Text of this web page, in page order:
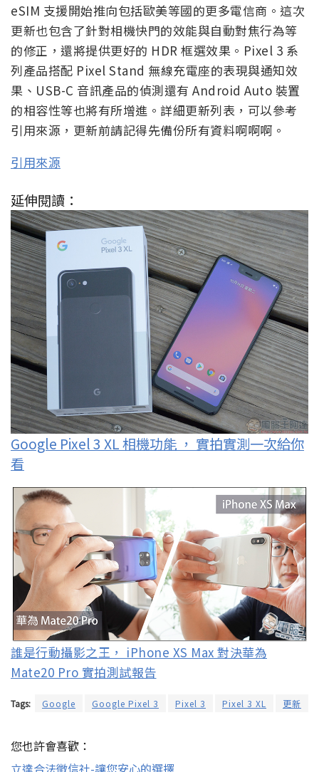
eSIM 支援開始推向包括歐美等國的更多電信商。這次
更新也包含了針對相機快門的效能與自動對焦行為等
的修正，還將提供更好的 HDR 框選效果。Pixel 3 系
列產品搭配 Pixel Stand 無線充電座的表現與通知效
果、USB-C 音訊產品的偵測還有 Android Auto 裝置
的相容性等也將有所增進。詳細更新列表，可以參考
引用來源，更新前請記得先備份所有資料啊啊啊。
引用來源
延伸閱讀：
Google Pixel 3 XL 相機功能 ， 實拍實測一次給你
看
誰是行動攝影之王， iPhone XS Max 對決華為
Mate20 Pro 實拍測試報告
Tags: Google Google Pixel 3 Pixel 3 Pixel 3 XL 更新
您也許會喜歡：
立達合法徵信社-讓您安心的選擇